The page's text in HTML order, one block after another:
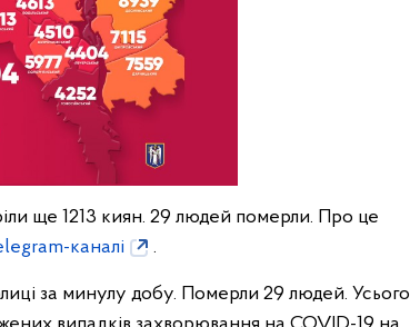
ще 1213 киян. 29 людей померли. Про це
каналі .
за минулу добу. Померли 29 людей. Усього